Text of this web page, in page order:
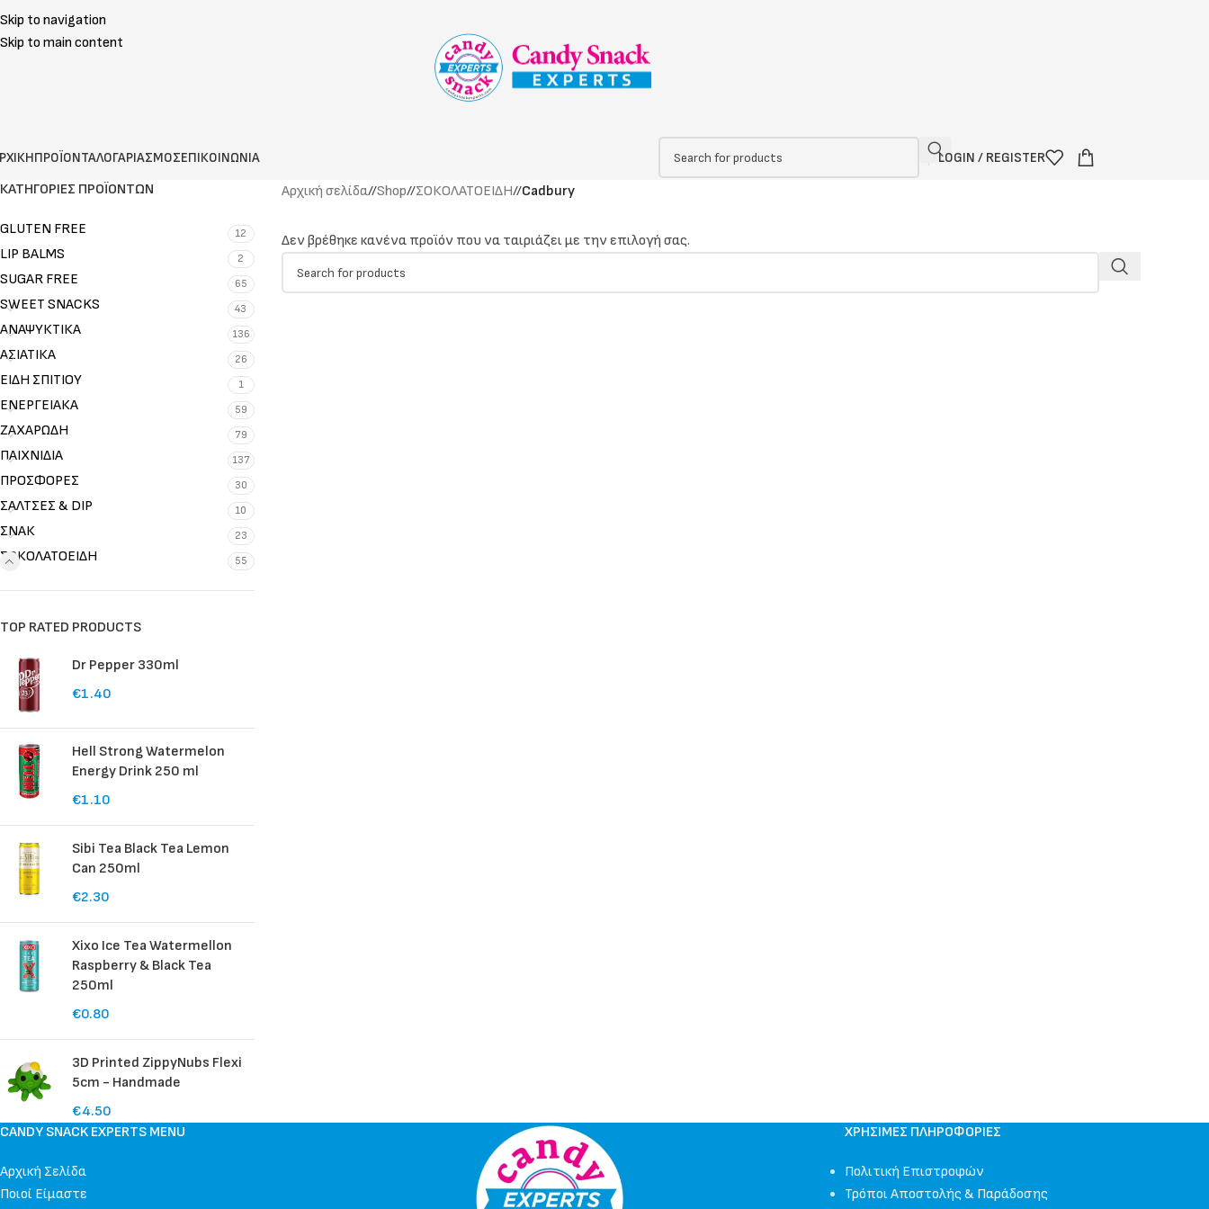
Skip to navigation
Skip to main content
ΠΡΟΪΟΝΤΑΛΟΓΑΡΙΑΣΜΟΣΕΠΙΚΟΙΝΩΝΙΑ
LOGIN / REGISTER
ΚΑΤΗΓΟΡΊΕΣ ΠΡΟΪΌΝΤΩΝ
GLUTEN FREE 12
LIP BALMS 2
SUGAR FREE 65
SWEET SNACKS 43
ΑΝΑΨΥΚΤΙΚΑ 136
ΑΣΙΑΤΙΚΑ 26
ΕΙΔΗ ΣΠΙΤΙΟΥ 1
ΕΝΕΡΓΕΙΑΚΑ 59
ΖΑΧΑΡΩΔΗ 79
ΠΑΙΧΝΙΔΙΑ 137
ΠΡΟΣΦΟΡΕΣ 30
ΣΑΛΤΣΕΣ & DIP 10
ΣΝΑΚ 23
ΣΟΚΟΛΑΤΟΕΙΔΗ 55
TOP RATED PRODUCTS
Dr Pepper 330ml
€1.40
Hell Strong Watermelon
Energy Drink 250 ml
€1.10
Sibi Tea Black Tea Lemon
Can 250ml
€2.30
Xixo Ice Tea Watermellon
Raspberry & Black Tea
250ml
€0.80
3D Printed ZippyNubs Flexi
5cm - Handmade
€4.50
Αρχική σελίδα/ Shop/ ΣΟΚΟΛΑΤΟΕΙΔΗ/ Cadbury
Δεν βρέθηκε κανένα προϊόν που να ταιριάζει με την επιλογή σας.
CANDY SNACK EXPERTS MENU
Αρχική Σελίδα
Ποιοί Είμαστε
ΧΡΉΣΙΜΕΣ ΠΛΗΡΟΦΟΡΊΕΣ
Πολιτική Επιστροφών
Τρόποι Αποστολής & Παράδοσης